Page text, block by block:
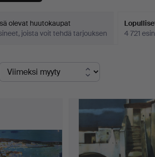
olevat huutokaupat
joista voit tehdä tarjouksen
4 721